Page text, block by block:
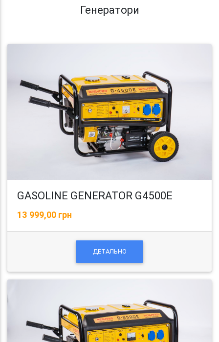
Генератори
GASOLINE GENERATOR G4500E
13 999,00 грн
ДЕТАЛЬНО